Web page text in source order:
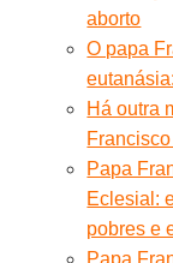
aborto
O papa
Há outra
Papa
Eclesial:
pobres e
Papa